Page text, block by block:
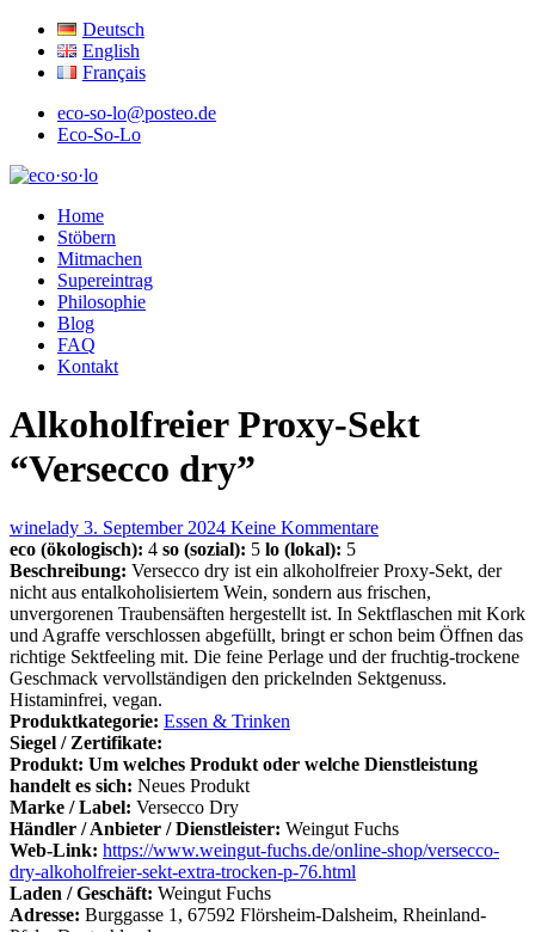
Deutsch
English
Français
eco-so-lo@posteo.de
Eco-So-Lo
eco·so·lo
Home
Stöbern
Mitmachen
Supereintrag
Philosophie
Blog
FAQ
Kontakt
Alkoholfreier Proxy-Sekt
“Versecco dry”
winelady 3. September 2024 Keine Kommentare
eco (ökologisch): 4 so (sozial): 5 lo (lokal): 5
Beschreibung: Versecco dry ist ein alkoholfreier Proxy-Sekt, der
nicht aus entalkoholisiertem Wein, sondern aus frischen,
unvergorenen Traubensäften hergestellt ist. In Sektflaschen mit Kork
und Agraffe verschlossen abgefüllt, bringt er schon beim Öffnen das
richtige Sektfeeling mit. Die feine Perlage und der fruchtig-trockene
Geschmack vervollständigen den prickelnden Sektgenuss.
Histaminfrei, vegan.
Produktkategorie: Essen & Trinken
Siegel / Zertifikate:
Produkt: Um welches Produkt oder welche Dienstleistung
handelt es sich: Neues Produkt
Marke / Label: Versecco Dry
Händler / Anbieter / Dienstleister: Weingut Fuchs
Web-Link: https://www.weingut-fuchs.de/online-shop/versecco-
dry-alkoholfreier-sekt-extra-trocken-p-76.html
Laden / Geschäft: Weingut Fuchs
Adresse: Burggasse 1, 67592 Flörsheim-Dalsheim, Rheinland-